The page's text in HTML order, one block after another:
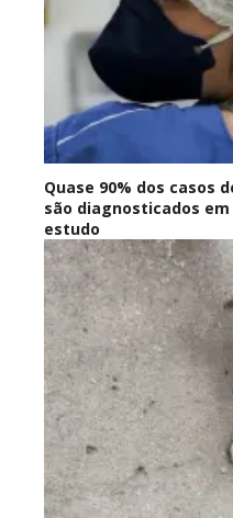
Quase 90% dos casos
são diagnosticados
estudo